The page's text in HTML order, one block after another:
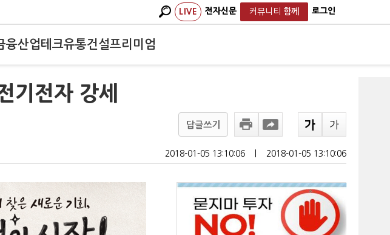
LIVE 전자신문 커뮤니티 함께 로그인
융산업테크유통건설프리미엄
전자 강세
답글쓰기
2018-01-05 13:10:06 2018-01-05 13:10:06